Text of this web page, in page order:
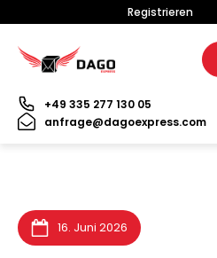
Registrieren
+49 335 277 130 05
anfrage@dagoexpress.com
16. Juni 2026